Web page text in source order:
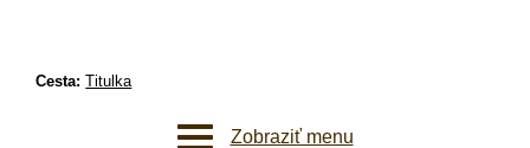
Cesta:Titulka
Zobraziť menu